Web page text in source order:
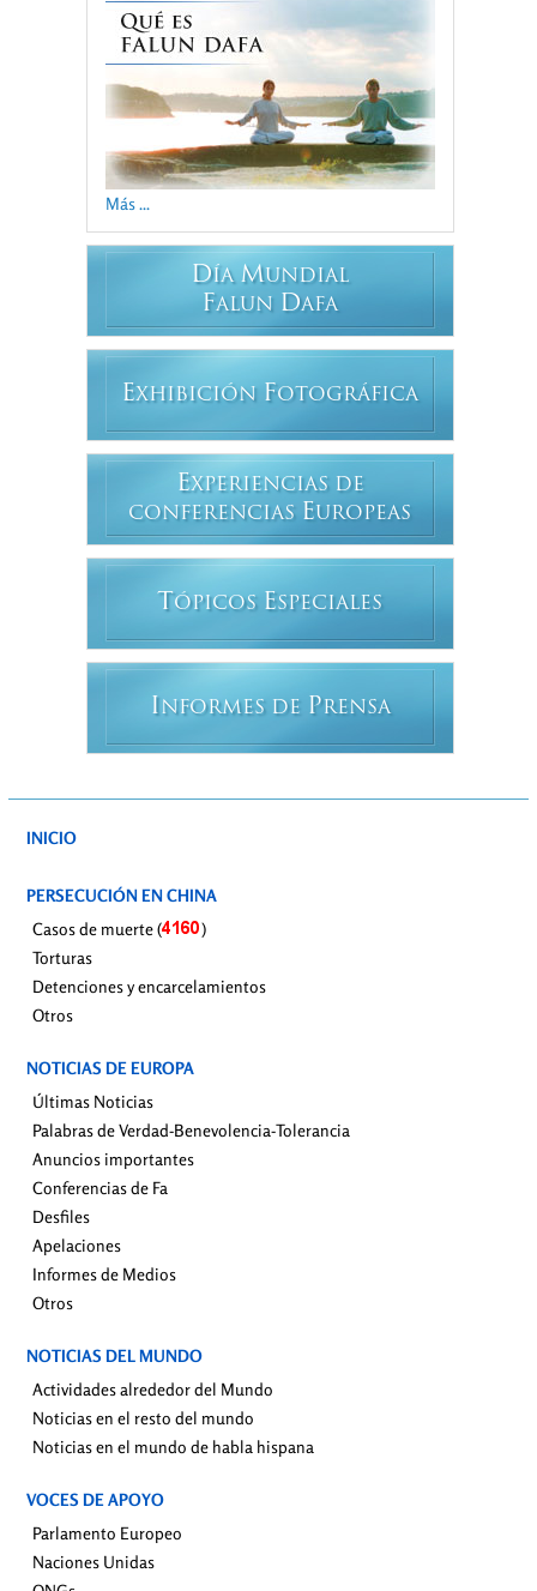
Más ...
DÍA MUNDIAL
FALUN DAFA
EXHIBICIÓN FOTOGRÁFICA
EXPERIENCIAS DE
CONFERENCIAS EUROPEAS
T ÓPICOS ESPECIALES
INFORMES DE PRENSA
INICIO
PERSECUCIÓN EN CHINA
Casos de muerte (
)
Torturas
Detenciones y encarcelamientos
Otros
NOTICIAS DE EUROPA
Últimas Noticias
Palabras de Verdad-Benevolencia-Tolerancia
Anuncios importantes
Conferencias de Fa
Desfiles
Apelaciones
Informes de Medios
Otros
NOTICIAS DEL MUNDO
Actividades alrededor del Mundo
Noticias en el resto del mundo
Noticias en el mundo de habla hispana
VOCES DE APOYO
Parlamento Europeo
Naciones Unidas